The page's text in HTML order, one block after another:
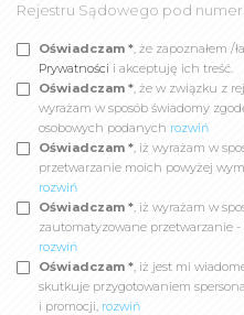
Rejestru Sądowego pod
Oświadczam *, że zapoznałem /
Prywatności i akceptuję ich treść.
Oświadczam *, że w związku z
wyrażam w sposób świadomy
osobowych podanych rozwiń
Oświadczam *, iż wyrażam w
przetwarzanie moich powyżej
rozwiń
Oświadczam *, iż wyrażam w
zautomatyzowane przetwarzanie
rozwiń
Oświadczam *, iż jest mi
skutkuje przygotowaniem
i promocji, rozwiń